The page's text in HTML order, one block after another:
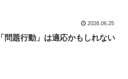
2026.06.25
「問題行動」は適応かもしれない